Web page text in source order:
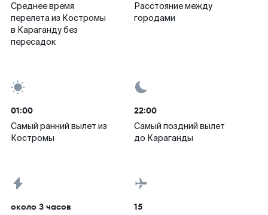
Среднее время
перелета из Костромы
в Караганду без
пересадок
Расстояние между
городами
01:00
Самый ранний вылет из
Костромы
22:00
Самый поздний вылет
до Караганды
около 3 часов 15